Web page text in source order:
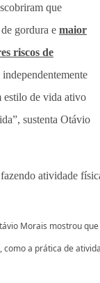
que
gordura e maior
riscos de
estilo de vida ativo
sustenta Otávio
Morais mostrou
como a prática de